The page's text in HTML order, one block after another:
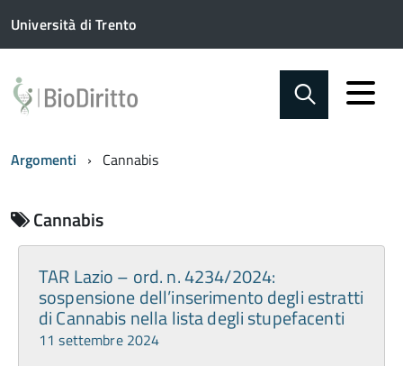
Università di Trento
Argomenti Cannabis
Cannabis
TAR Lazio – ord. n. 4234/2024:
sospensione dell’inserimento degli estratti
di Cannabis nella lista degli stupefacenti
11 settembre 2024